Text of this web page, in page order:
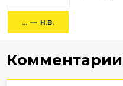
... — н.в.